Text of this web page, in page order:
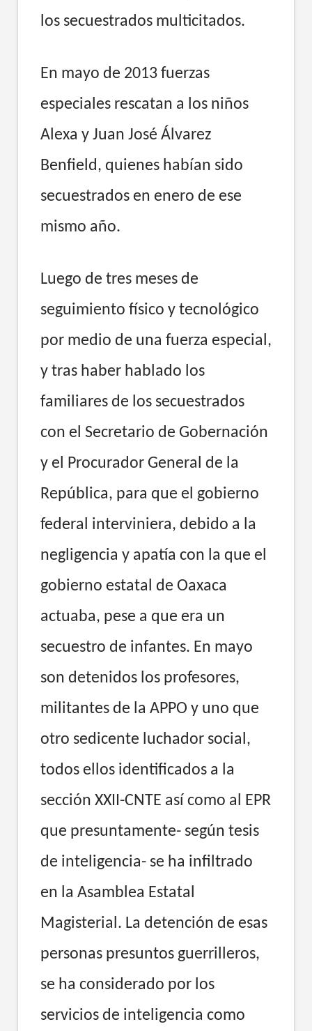
los secuestrados multicitados.
En mayo de 2013 fuerzas
especiales rescatan a los niños
Alexa y Juan José Álvarez
Benfield, quienes habían sido
secuestrados en enero de ese
mismo año.
Luego de tres meses de
seguimiento físico y tecnológico
por medio de una fuerza especial,
y tras haber hablado los
familiares de los secuestrados
con el Secretario de Gobernación
y el Procurador General de la
República, para que el gobierno
federal interviniera, debido a la
negligencia y apatía con la que el
gobierno estatal de Oaxaca
actuaba, pese a que era un
secuestro de infantes. En mayo
son detenidos los profesores,
militantes de la APPO y uno que
otro sedicente luchador social,
todos ellos identificados a la
sección XXII-CNTE así como al EPR
que presuntamente- según tesis
de inteligencia- se ha infiltrado
en la Asamblea Estatal
Magisterial. La detención de esas
personas presuntos guerrilleros,
se ha considerado por los
servicios de inteligencia como